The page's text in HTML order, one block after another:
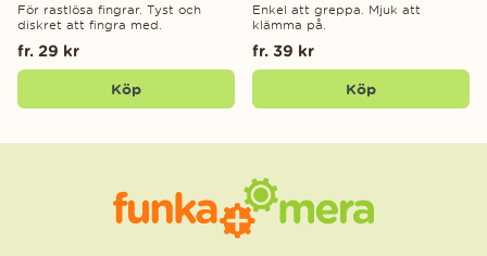
För rastlösa fingrar. Tyst och
diskret att fingra med.
fr. 29 kr
Köp
Enkel att greppa. Mjuk att
klämma på.
fr. 39 kr
Köp